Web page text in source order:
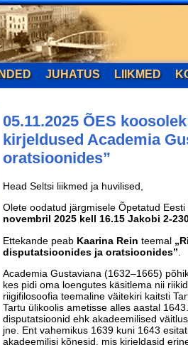
JUHATUS LIIKMED
05.11.2025 ÕES
kirjeldused Academia
oratsioonides”
Head Seltsi liikmed ja huvilised,
Olete oodatud järgmisele Õpetatud
novembril 2025 kell 16.15 Jakobi 2-
Ettekande peab Kaarina Rein teemal
disputatsioonides ja oratsioonides”
Academia Gustaviana (1632–1665)
kes pidi oma loengutes käsitlema nii
riigifilosoofia teemaline väitekiri kaitsti
Tartu ülikoolis ametisse alles aastal
disputatsioonid ehk akadeemilised
jne. Ent vahemikus 1639 kuni 1643
akadeemilisi kõnesid, mis kirjeldasid